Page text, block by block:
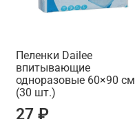
Пеленки Dailee
впитывающие
одноразовые 60×90 см
(30 шт.)
27 ₽